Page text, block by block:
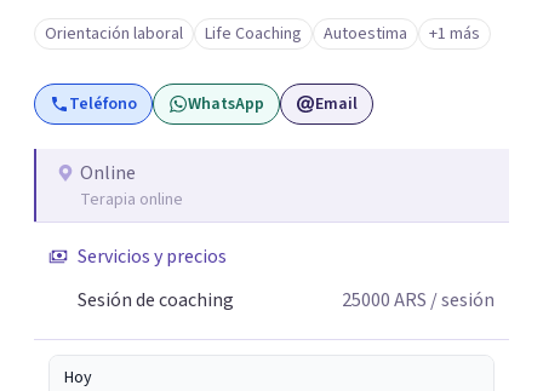
acompañamiento combina herramientas de orientación,
coaching y desarrollo personal para ayudar a cada mujer a
comprender dónde está, identificar qué la está limitando
y diseñar acciones concretas para avanzar hacia una vida
quiere ser. A lo largo de mi trayectoria he aprendido que
detrás de cada crisis, cambio o sensación de
Por eso ofrezco un espacio de escucha genuina, reflexión
y acompañamiento, donde cada persona puede sentirse
Orientación laboral Life Coaching Autoestima +1 más
Teléfono WhatsApp Email
Online
Terapia online
Servicios y precios
Sesión de coaching
25000ARS / sesión
Hoy